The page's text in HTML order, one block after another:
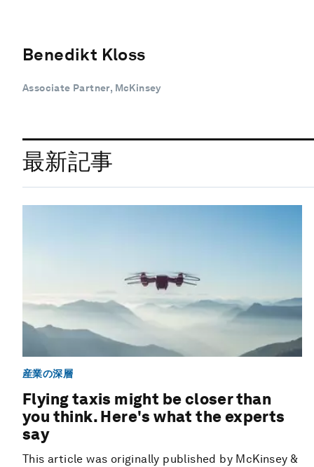
Benedikt Kloss
Associate Partner, McKinsey
最新記事
産業の深層
Flying taxis might be closer than
you think. Here's what the experts
say
This article was originally published by McKinsey &